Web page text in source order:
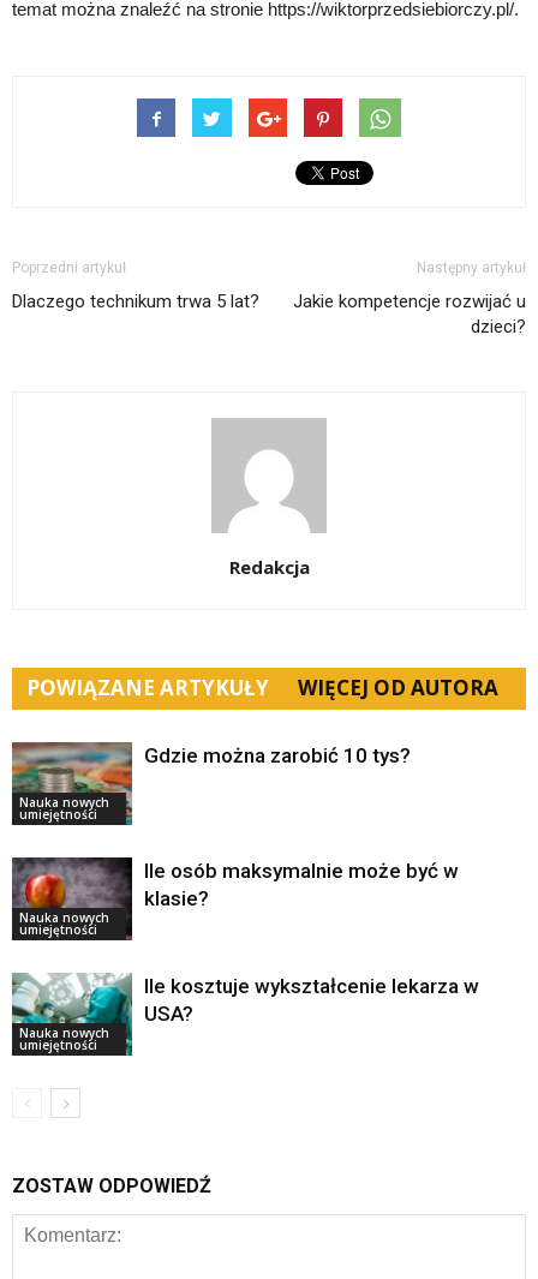
temat można znaleźć na stronie https://wiktorprzedsiebiorczy.pl/.
Poprzedni artykuł
Dlaczego technikum trwa 5 lat?
Następny artykuł
Jakie kompetencje rozwijać u
dzieci?
Redakcja
POWIĄZANE ARTYKUŁY WIĘCEJ OD AUTORA
Nauka nowych
umiejętności
Gdzie można zarobić 10 tys?
Nauka nowych
umiejętności
Ile osób maksymalnie może być w
klasie?
Nauka nowych
umiejętności
Ile kosztuje wykształcenie lekarza w
USA?
ZOSTAW ODPOWIEDŹ